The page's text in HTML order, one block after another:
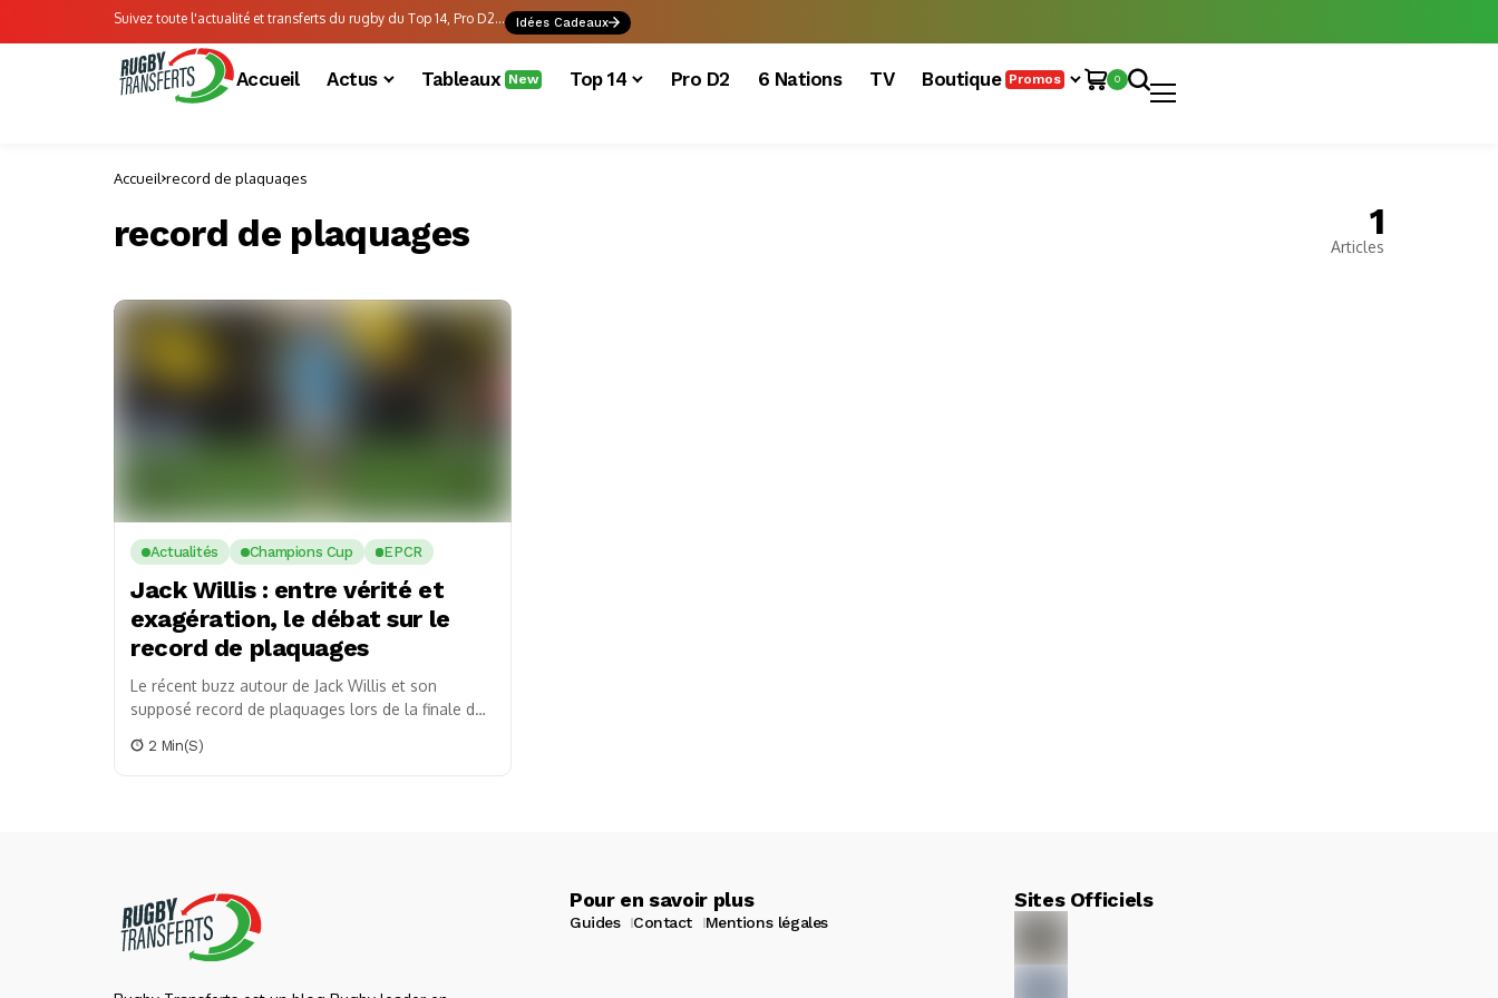
Suivez toute l'actualité et transferts du rugby du Top 14, Pro D2... Idées Cadeaux
Accueil Actus Tableaux New Top 14 Pro D2 6 Nations TV Boutique Promos 0
Accueil record de plaquages
record de plaquages 1
Articles
Actualités Champions Cup EPCR
Jack Willis : entre vérité et
exagération, le débat sur le
record de plaquages
Le récent buzz autour de Jack Willis et son
supposé record de plaquages lors de la finale de
2 Min(s)
Pour en savoir plus
Guides Contact Mentions légales
Sites Officiels